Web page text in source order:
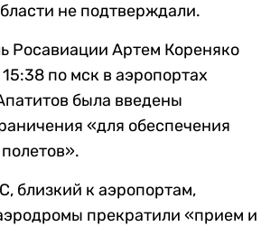
не подтверждали.
Росавиации Артем Кореняко
15:38 по мск в аэропортах
была введены
«для обеспечения
близкий к аэропортам,
прекратили «прием и